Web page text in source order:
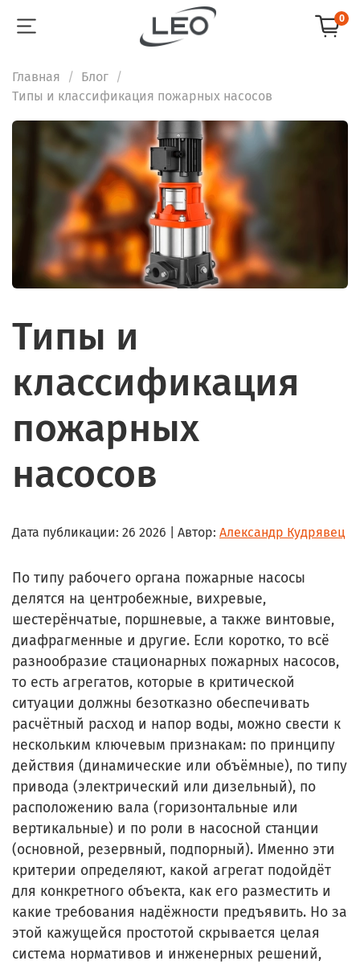
0
Главная
Блог
Типы и классификация пожарных насосов
Типы и
классификация
пожарных
насосов
Дата публикации: 26 2026 | Автор: Александр Кудрявец
По типу рабочего органа пожарные насосы
делятся на центробежные, вихревые,
шестерёнчатые, поршневые, а также винтовые,
диафрагменные и другие. Если коротко, то всё
разнообразие стационарных пожарных насосов,
то есть агрегатов, которые в критической
ситуации должны безотказно обеспечивать
расчётный расход и напор воды, можно свести к
нескольким ключевым признакам: по принципу
действия (динамические или объёмные), по типу
привода (электрический или дизельный), по
расположению вала (горизонтальные или
вертикальные) и по роли в насосной станции
(основной, резервный, подпорный). Именно эти
критерии определяют, какой агрегат подойдёт
для конкретного объекта, как его разместить и
какие требования надёжности предъявить. Но за
этой кажущейся простотой скрывается целая
система нормативов и инженерных решений,